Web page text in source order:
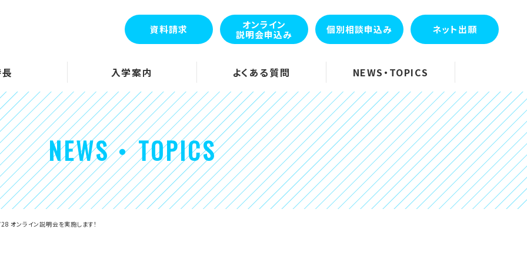
入学案内 よくある質問 NEWS・TOPICS
資料請求
オンライン
説明会申込み
個別相談申込み ネット出願
NEWS ・ TOPICS
オンライン説明会を実施します！